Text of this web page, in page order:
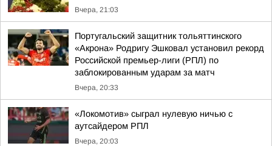
Вчера, 21:03
Португальский защитник тольяттинского
«Акрона» Родригу Эшковал установил рекорд
Российской премьер-лиги (РПЛ) по
заблокированным ударам за матч
Вчера, 20:33
«Локомотив» сыграл нулевую ничью с
аутсайдером РПЛ
Вчера, 20:03